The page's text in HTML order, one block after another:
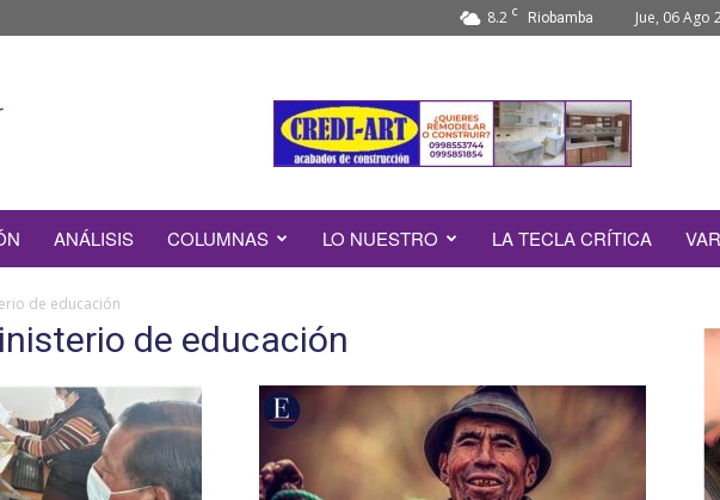
8.2 C Riobamba Jue, 06 Ago
ANÁLISIS COLUMNAS LO NUESTRO LA TECLA CRÍTICA
de educación
de educación